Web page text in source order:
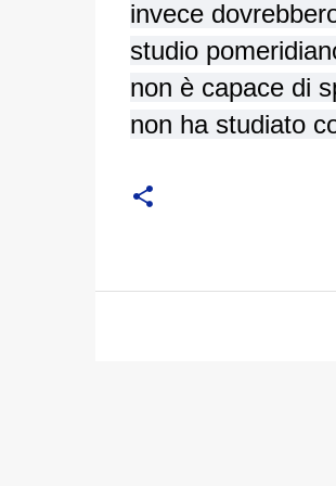
invece
studio
non è capace di
non ha studiato